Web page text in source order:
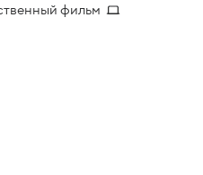
фильм